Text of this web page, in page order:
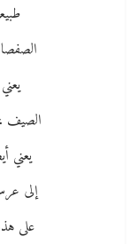
الصيف
يعني
إلى
على